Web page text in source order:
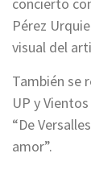
Pérez
visual del
También se
UP y
“De
amor”.